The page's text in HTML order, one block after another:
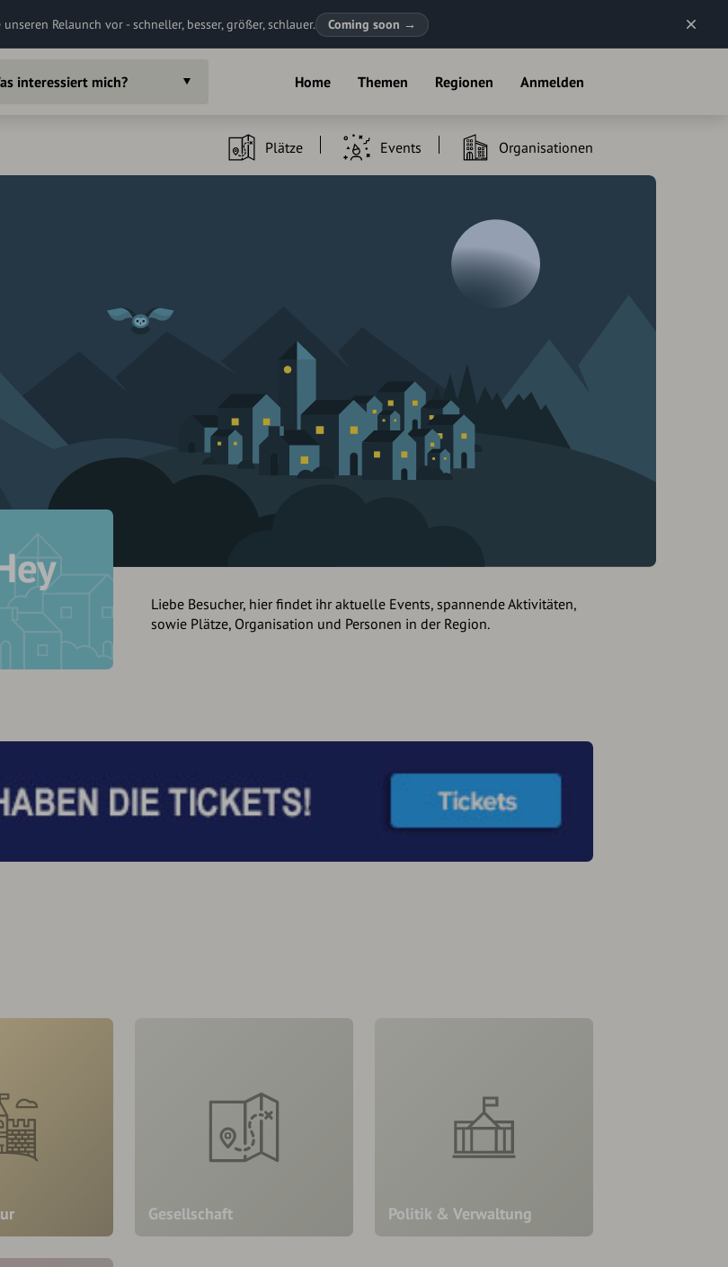
Relaunch vor - schneller, besser, größer, schlauer. Coming soon →
Home Themen Regionen Anmelden
interessiert mich?
Plätze Events Organisationen
Liebe Besucher, hier findet ihr aktuelle Events, spannende Aktivitäten,
sowie Plätze, Organisation und Personen in der Region.
Gesellschaft Politik & Verwaltung